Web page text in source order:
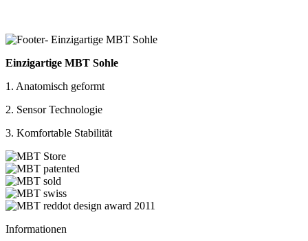
Einzigartige MBT Sohle
1. Anatomisch geformt
2. Sensor Technologie
3. Komfortable Stabilität
Informationen